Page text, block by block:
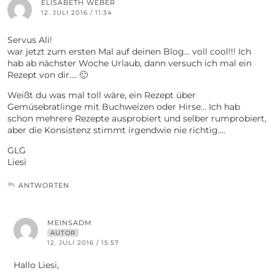
ELISABETH WEBER
12. JULI 2016 / 11:34
Servus Ali!
war jetzt zum ersten Mal auf deinen Blog… voll cool!!! Ich
hab ab nächster Woche Urlaub, dann versuch ich mal ein
Rezept von dir…. 🙂
Weißt du was mal toll wäre, ein Rezept über
Gemüsebratlinge mit Buchweizen oder Hirse… Ich hab
schon mehrere Rezepte ausprobiert und selber rumprobiert,
aber die Konsistenz stimmt irgendwie nie richtig….
GLG
Liesi
ANTWORTEN
MEINSADM
AUTOR
12. JULI 2016 / 15:57
Hallo Liesi,